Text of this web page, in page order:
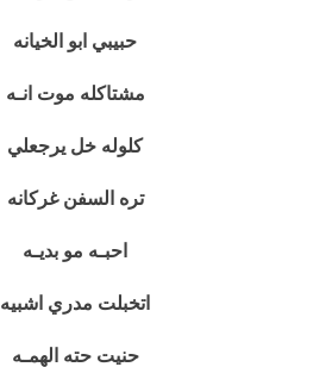
حبيبي ابو الخيانه
مشتاكله موت انـه
كلوله خل يرجعلي
تره السفن غركانه
احبـه مو بديـه
اتخبلت مدري اشبيه
حنيت حته الهمـه